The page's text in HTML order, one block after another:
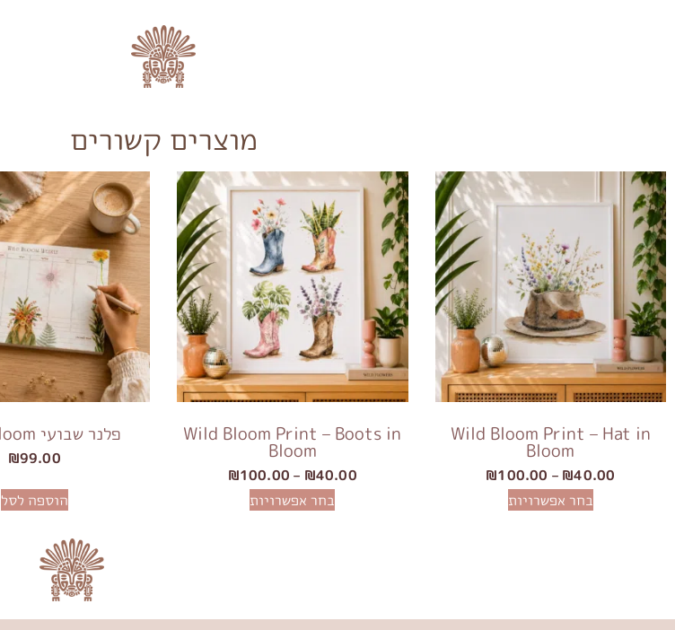
מוצרים קשורים
Wild Bloom Print – Hat in
Bloom
₪40.00
–
₪100.00
בחר אפשרויות
Wild Bloom Print – Boots in
Bloom
₪40.00
–
₪100.00
בחר אפשרויות
פלנר שבועי Wild Bloom
₪99.00
הוספה לסל